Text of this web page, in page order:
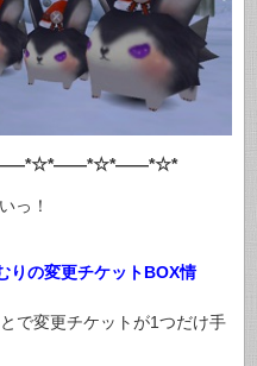
っ！
りの変更チケットBOX情
で変更チケットが1つだけ手